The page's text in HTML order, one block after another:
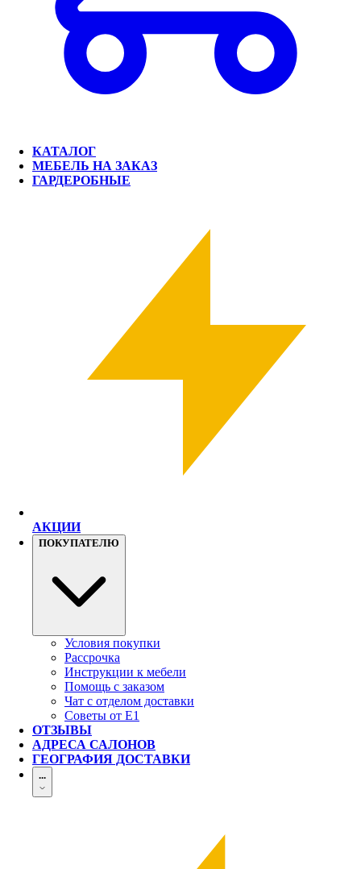
КАТАЛОГ
МЕБЕЛЬ НА ЗАКАЗ
ГАРДЕРОБНЫЕ
АКЦИИ
ПОКУПАТЕЛЮ
Условия покупки
Рассрочка
Инструкции к мебели
Помощь с заказом
Чат с отделом доставки
Советы от Е1
ОТЗЫВЫ
АДРЕСА САЛОНОВ
ГЕОГРАФИЯ ДОСТАВКИ
...